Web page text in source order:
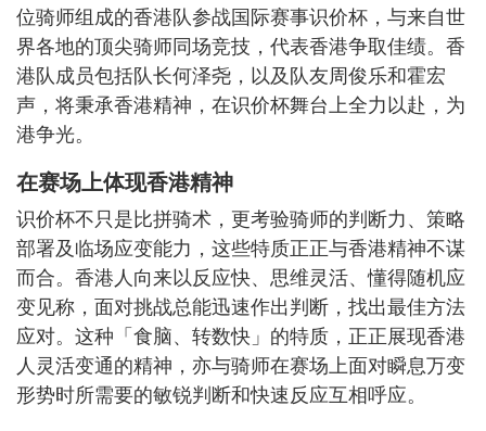
位骑师组成的香港队参战国际赛事识价杯，与来自世
界各地的顶尖骑师同场竞技，代表香港争取佳绩。香
港队成员包括队长何泽尧，以及队友周俊乐和霍宏
声，将秉承香港精神，在识价杯舞台上全力以赴，为
港争光。
在赛场上体现香港精神
识价杯不只是比拼骑术，更考验骑师的判断力、策略
部署及临场应变能力，这些特质正正与香港精神不谋
而合。香港人向来以反应快、思维灵活、懂得随机应
变见称，面对挑战总能迅速作出判断，找出最佳方法
应对。这种「食脑、转数快」的特质，正正展现香港
人灵活变通的精神，亦与骑师在赛场上面对瞬息万变
形势时所需要的敏锐判断和快速反应互相呼应。